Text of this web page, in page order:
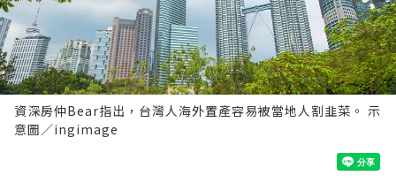
資深房仲Bear指出，台灣人海外置產容易被當地人割韭菜。 示
意圖／ingimage